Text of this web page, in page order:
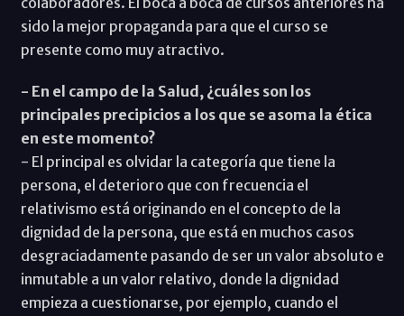
sido la mejor propaganda para que el curso se
presente como muy atractivo.
- En el campo de la Salud, ¿cuáles son los
principales precipicios a los que se asoma la ética
en este momento?
- El principal es olvidar la categoría que tiene la
persona, el deterioro que con frecuencia el
relativismo está originando en el concepto de la
dignidad de la persona, que está en muchos casos
desgraciadamente pasando de ser un valor absoluto e
inmutable a un valor relativo, donde la dignidad
empieza a cuestionarse, por ejemplo, cuando el